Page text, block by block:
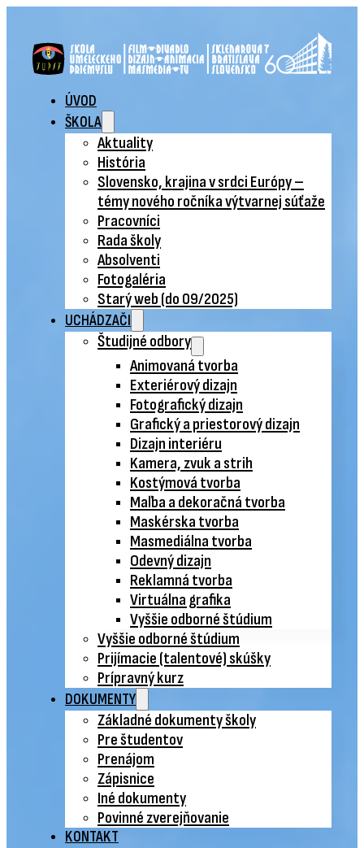
ÚVOD
ŠKOLA
Aktuality
História
Slovensko, krajina v srdci Európy –
témy nového ročníka výtvarnej súťaže
Pracovníci
Rada školy
Absolventi
Fotogaléria
Starý web (do 09/2025)
UCHÁDZAČI
Študijné odbory
Animovaná tvorba
Exteriérový dizajn
Fotografický dizajn
Grafický a priestorový dizajn
Dizajn interiéru
Kamera, zvuk a strih
Kostýmová tvorba
Maľba a dekoračná tvorba
Maskérska tvorba
Masmediálna tvorba
Odevný dizajn
Reklamná tvorba
Virtuálna grafika
Vyššie odborné štúdium
Vyššie odborné štúdium
Prijímacie (talentové) skúšky
Prípravný kurz
DOKUMENTY
Základné dokumenty školy
Pre študentov
Prenájom
Zápisnice
Iné dokumenty
Povinné zverejňovanie
KONTAKT